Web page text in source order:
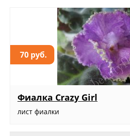
70 руб.
Фиалка Crazy Girl
лист фиалки